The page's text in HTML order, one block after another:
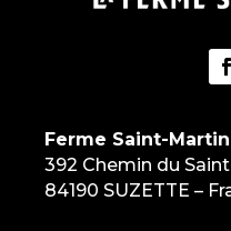
Ferme Saint-Martin
392 Chemin du
84190 SUZETTE –